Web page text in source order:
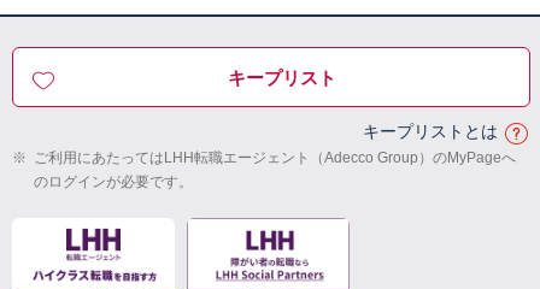
キープリスト
キープリストとは
※ ご利用にあたってはLHH転職エージェント（Adecco Group）のMyPageへ
のログインが必要です。